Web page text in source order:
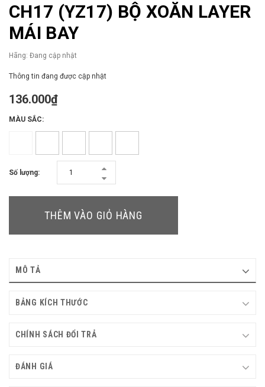
CH17 (YZ17) BỘ XOĂN LAYER
MÁI BAY
Hãng: Đang cập nhật
Thông tin đang được cập nhật
136.000₫
MÀU SẮC:
Số lượng:
THÊM VÀO GIỎ HÀNG
MÔ TẢ
BẢNG KÍCH THƯỚC
CHÍNH SÁCH ĐỔI TRẢ
ĐÁNH GIÁ